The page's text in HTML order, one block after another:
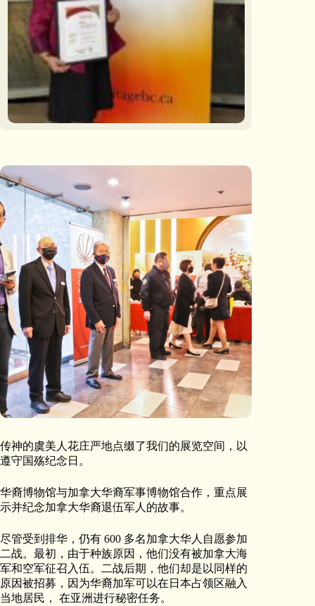
传神的虞美人花庄严地点缀了我们的展览空间，以
遵守国殇纪念日。
华裔博物馆与加拿大华裔军事博物馆合作，重点展
示并纪念加拿大华裔退伍军人的故事。
尽管受到排华，仍有 600 多名加拿大华人自愿参加
二战。最初，由于种族原因，他们没有被加拿大海
军和空军征召入伍。二战后期，他们却是以同样的
原因被招募，因为华裔加军可以在日本占领区融入
当地居民， 在亚洲进行秘密任务。